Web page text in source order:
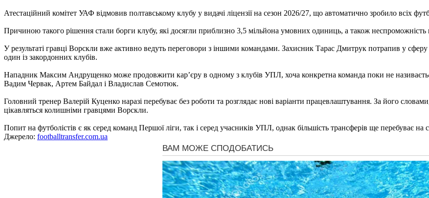
Атестаційний комітет УАФ відмовив полтавському клубу у видачі ліцензії на сезон 2026/27, що автоматично зробило всіх
Причиною такого рішення стали борги клубу, які досягли приблизно 3,5 мільйона умовних одиниць, а також неспроможність
У результаті гравці Ворскли вже активно ведуть переговори з іншими командами. Захисник Тарас Дмитрук потрапив у сферу
один із закордонних клубів.
Нападник Максим Андрущенко може продовжити кар’єру в одному з клубів УПЛ, хоча конкретна команда поки не
Вадим Червак, Артем Байдал і Владислав Семотюк.
Головний тренер Валерій Куценко наразі перебуває без роботи та розглядає нові варіанти працевлаштування. За його
цікавляться колишніми гравцями Ворскли.
Попит на футболістів є як серед команд Першої ліги, так і серед учасників УПЛ, однак більшість трансферів ще перебуває на
Джерело: footballtransfer.com.ua